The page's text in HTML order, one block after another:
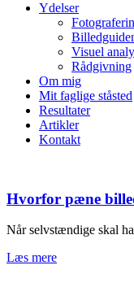
Ydelser
Visuel
Rådgivning
Om mig
Mit faglige ståsted
Resultater
Artikler
Kontakt
Hvorfor pæne
Når selvstændige skal
Læs mere